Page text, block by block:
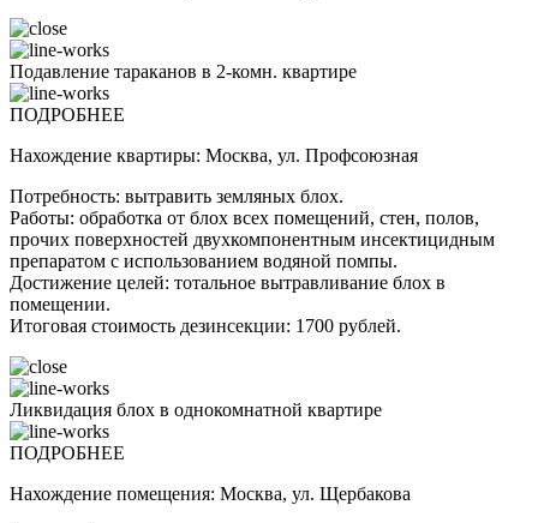
Подавление тараканов в 2-комн. квартире
ПОДРОБНЕЕ
Нахождение квартиры: Москва, ул. Профсоюзная
Потребность: вытравить земляных блох.
Работы: обработка от блох всех помещений, стен, полов,
прочих поверхностей двухкомпонентным инсектицидным
препаратом с использованием водяной помпы.
Достижение целей: тотальное вытравливание блох в
помещении.
Итоговая стоимость дезинсекции: 1700 рублей.
Ликвидация блох в однокомнатной квартире
ПОДРОБНЕЕ
Нахождение помещения: Москва, ул. Щербакова